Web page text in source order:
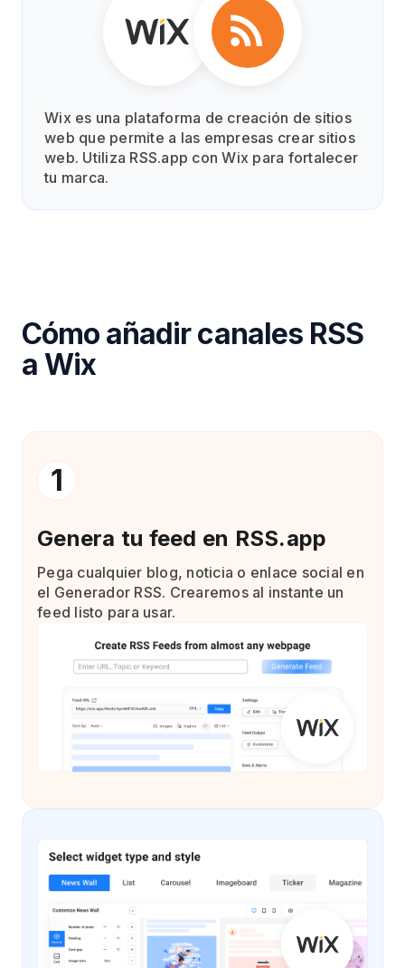
Wix es una plataforma de creación de sitios
web que permite a las empresas crear sitios
web. Utiliza RSS.app con Wix para fortalecer
tu marca.
Cómo añadir canales RSS
a Wix
1
Genera tu feed en RSS.app
Pega cualquier blog, noticia o enlace social en
el Generador RSS. Crearemos al instante un
feed listo para usar.